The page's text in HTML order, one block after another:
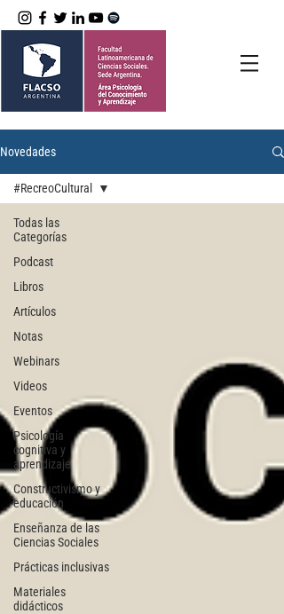
Novedades
Todas las
Categorías
Podcast
Libros
Artículos
Notas
Webinars
Videos
Eventos
Psicología
cognitiva y
aprendizaje
Constructivismo y
educación
Enseñanza de las
Ciencias Sociales
Prácticas inclusivas
Materiales
didácticos
#RecreoCultural